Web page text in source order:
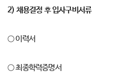
2) 채용결정 후 입사구비서류
○ 이력서
○ 최종학력증명서